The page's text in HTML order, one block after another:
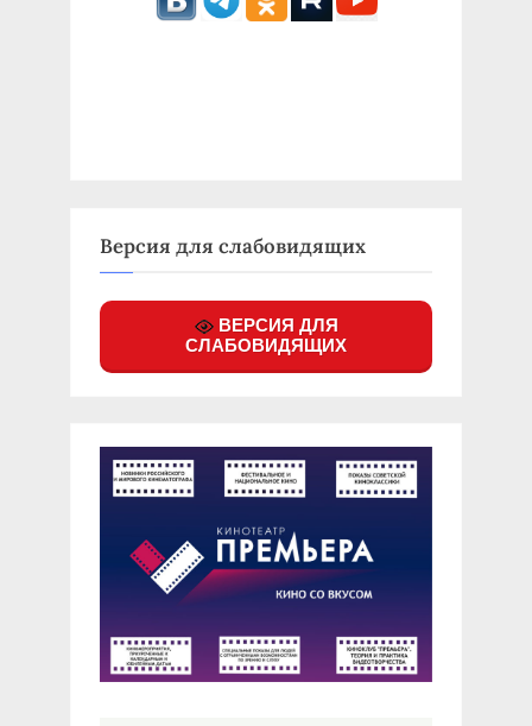
Версия для слабовидящих
ВЕРСИЯ ДЛЯ
СЛАБОВИДЯЩИХ